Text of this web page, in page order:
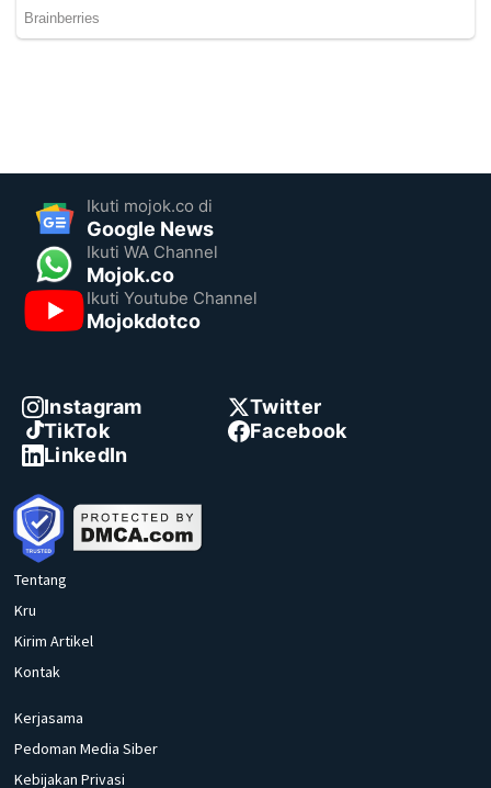
Ikuti mojok.co di
Google News
Ikuti WA Channel
Mojok.co
Ikuti Youtube Channel
Mojokdotco
Instagram
Twitter
TikTok
Facebook
LinkedIn
Tentang
Kru
Kirim Artikel
Kontak
Kerjasama
Pedoman Media Siber
Kebijakan Privasi